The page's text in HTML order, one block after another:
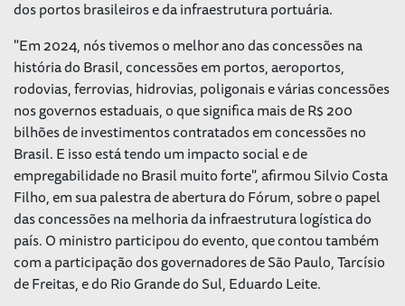
dos portos brasileiros e da infraestrutura portuária.
"Em 2024, nós tivemos o melhor ano das concessões na
história do Brasil, concessões em portos, aeroportos,
rodovias, ferrovias, hidrovias, poligonais e várias concessões
nos governos estaduais, o que significa mais de R$ 200
bilhões de investimentos contratados em concessões no
Brasil. E isso está tendo um impacto social e de
empregabilidade no Brasil muito forte", afirmou Silvio Costa
Filho, em sua palestra de abertura do Fórum, sobre o papel
das concessões na melhoria da infraestrutura logística do
país. O ministro participou do evento, que contou também
com a participação dos governadores de São Paulo, Tarcísio
de Freitas, e do Rio Grande do Sul, Eduardo Leite.